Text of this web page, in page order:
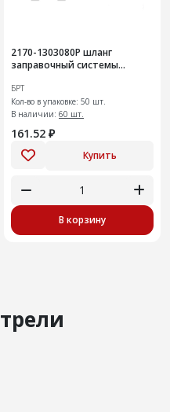
2170-1303080Р шланг
заправочный системы
БРТ
Кол-во в упаковке: 50 шт.
В наличии: 60 шт.
161.52 ₽
Купить
В корзину